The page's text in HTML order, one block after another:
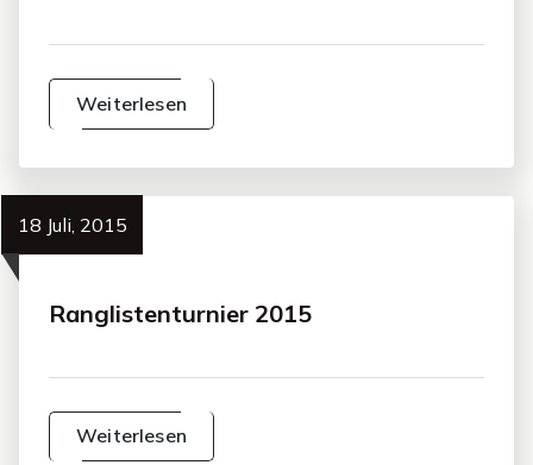
Weiterlesen
18 Juli, 2015
Ranglistenturnier 2015
Weiterlesen